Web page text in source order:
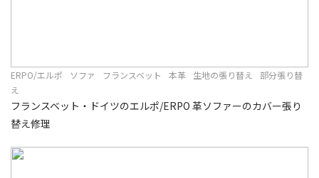
ERPO/エルポ ソファ フランスベット 本革 生地の張り替え
部分張り替
え
フランスベット・ドイツのエルポ/ERPO 革ソファーのカバー張り
替え修理